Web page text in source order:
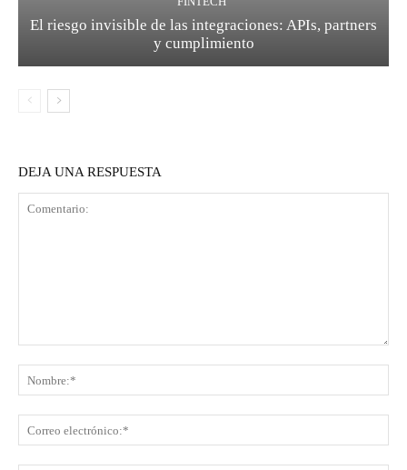
El riesgo invisible de las integraciones: APIs, partners
y cumplimiento
DEJA UNA RESPUESTA